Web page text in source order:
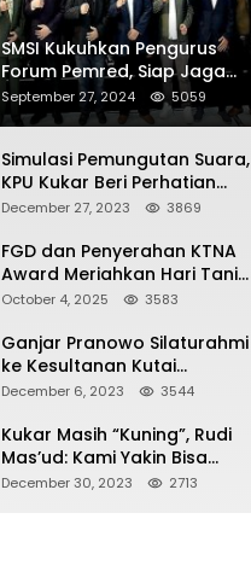
SMSI Kukuhkan Pengurus
Forum Pemred, Siap Jaga
Kualitas Media Daring di
Indonesia
September 27, 2024 5059
Simulasi Pemungutan Suara,
KPU Kukar Beri Perhatian
Penyandang Disabilitas
December 27, 2023 3869
FGD dan Penyerahan KTNA
Award Meriahkan Hari Tani
Nasional di Kukar
October 4, 2025 3583
Ganjar Pranowo Silaturahmi
ke Kesultanan Kutai
Kartanegara
December 6, 2023 3544
Kukar Masih “Kuning”, Rudi
Mas’ud: Kami Yakin Bisa
Menang di Pemilu 2024
December 30, 2023 2713